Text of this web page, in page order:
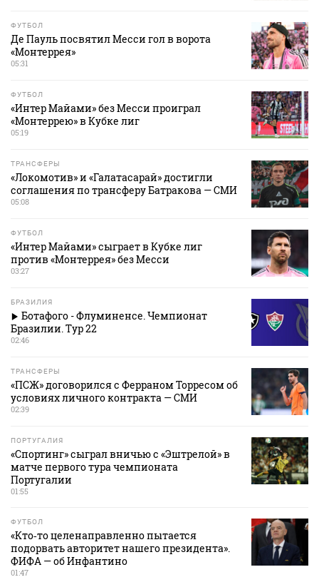
ФУТБОЛ
Де Пауль посвятил Месси гол в ворота
«Монтеррея»
05:31
ФУТБОЛ
«Интер Майами» без Месси проиграл
«Монтеррею» в Кубке лиг
05:19
ТРАНСФЕРЫ
«Локомотив» и «Галатасарай» достигли
соглашения по трансферу Батракова — СМИ
05:08
ФУТБОЛ
«Интер Майами» сыграет в Кубке лиг
против «Монтеррея» без Месси
03:27
БРАЗИЛИЯ
Ботафого - Флуминенсе. Чемпионат
Бразилии. Тур 22
02:46
ТРАНСФЕРЫ
«ПСЖ» договорился с Ферраном Торресом об
условиях личного контракта — СМИ
02:39
ПОРТУГАЛИЯ
«Спортинг» сыграл вничью с «Эштрелой» в
матче первого тура чемпионата
Португалии
01:55
ФУТБОЛ
«Кто‑то целенаправленно пытается
подорвать авторитет нашего президента».
ФИФА — об Инфантино
01:47